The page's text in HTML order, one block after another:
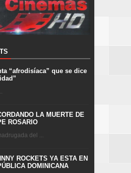
“afrodisíaca” que se dice
LA MUERTE DE
ROSARIO
del ...
ROCKETS YA ESTA EN
DOMINICANA